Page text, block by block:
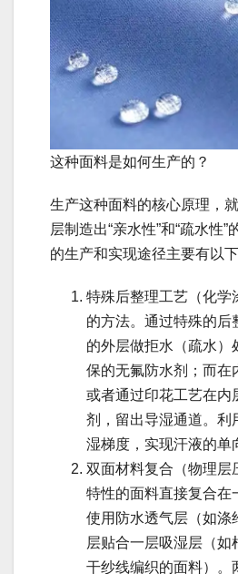
这种面料是如何生产的？
生产这种面料的核心原理，
层制造出“亲水性”和“疏水性
的生产和实现途径主要有以下
特殊后整理工艺（化学
的方法。通过特殊的后
的外层做拒水（疏水）
保的无氟防水剂；而在
或者通过印花工艺在内
剂，留出导湿通道。利
湿梯度，实现汗液的单
双面材料复合（物理层
特性的面料直接复合在
使用防水透气层（如涤
层贴合一层吸湿层（如
干纱线编织的面料）。